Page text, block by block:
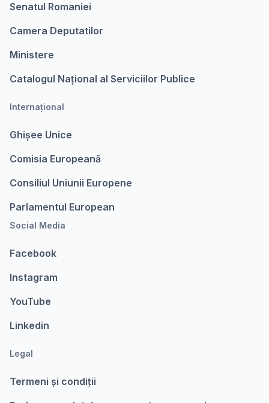
Senatul Romaniei
Camera Deputatilor
Ministere
Catalogul Național al Serviciilor Publice
Internațional
Ghișee Unice
Comisia Europeanǎ
Consiliul Uniunii Europene
Parlamentul European
Social Media
Facebook
Instagram
YouTube
Linkedin
Legal
Termeni şi condiții